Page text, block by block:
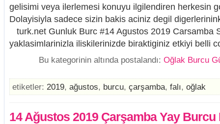
gelisimi veya ilerlemesi konuyu ilgilendiren herkesin
Dolayisiyla sadece sizin bakis aciniz degil
turk.net Gunluk Burc #14 Agustos 2019 Carsamba
yaklasimlarinizla iliskilerinizde biraktiginiz etkiyi belli
Bu kategorinin altında postalandı: Oğlak Burcu
etiketler: 2019, ağustos, burcu, çarşamba, falı, oğlak
14 Ağustos 2019 Çarşamba Yay Burcu